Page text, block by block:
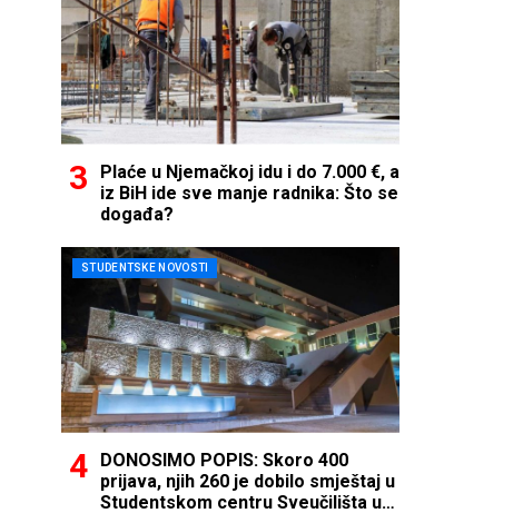
Plaće u Njemačkoj idu i do 7.000 €, a
iz BiH ide sve manje radnika: Što se
događa?
STUDENTSKE NOVOSTI
DONOSIMO POPIS: Skoro 400
prijava, njih 260 je dobilo smještaj u
Studentskom centru Sveučilišta u